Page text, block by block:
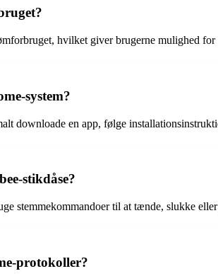
hvilket giver brugerne mulighed for
system?
downloade en app, følge
stikdåse?
stemmekommandoer til at tænde, slukke
protokoller?